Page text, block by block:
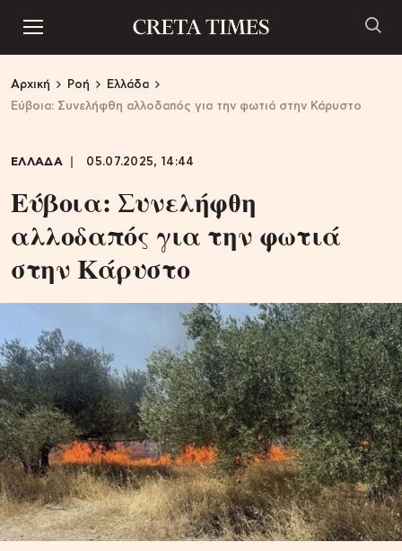
Αρχική Ροή
Ελλάδα
Εύβοια: Συνελήφθη αλλοδαπός για την φωτιά στην Κάρυστο
ΕΛΛΑΔΑ 05.07.2025, 14:44
Εύβοια: Συνελήφθη
αλλοδαπός για την φωτιά
στην Κάρυστο